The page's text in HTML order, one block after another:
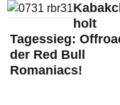
holt
Tagessieg:
der Red Bull
Romaniacs!